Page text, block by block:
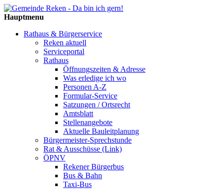
Hauptmenu
Rathaus & Bürgerservice
Reken aktuell
Serviceportal
Rathaus
Öffnungszeiten & Adresse
Was erledige ich wo
Personen A-Z
Formular-Service
Satzungen / Ortsrecht
Amtsblatt
Stellenangebote
Aktuelle Bauleitplanung
Bürgermeister-Sprechstunde
Rat & Ausschüsse (Link)
ÖPNV
Rekener Bürgerbus
Bus & Bahn
Taxi-Bus